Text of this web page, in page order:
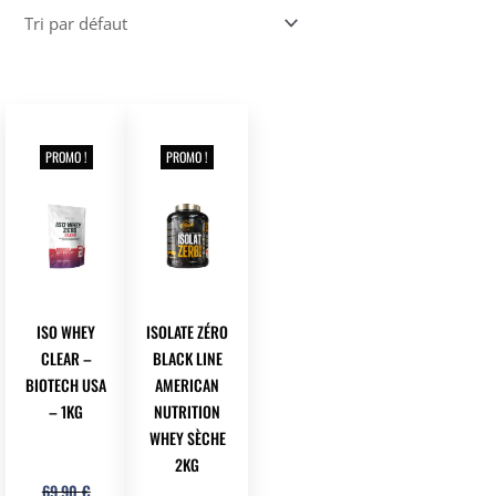
PROMO !
ISO WHEY
CLEAR –
BIOTECH USA
– 1KG
69,90€
PROMO !
ISOLATE ZÉRO
BLACK LINE
AMERICAN
NUTRITION
WHEY SÈCHE
2KG